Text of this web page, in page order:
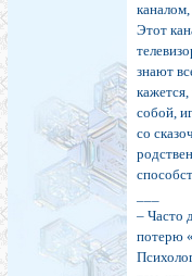
Этот
знают
собой,
со
– Часто
потерю